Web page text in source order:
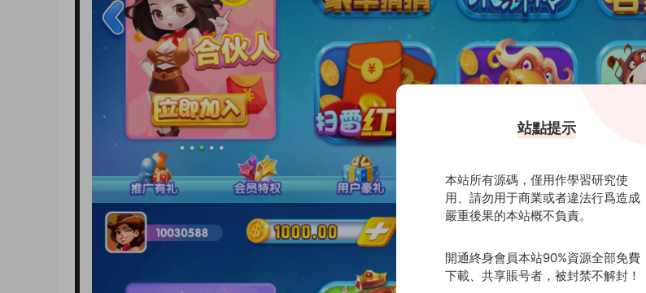
站點提示
本站所有源碼，僅用作學習研究使
用、請勿用于商業或者違法行爲造成
嚴重後果的本站概不負責。
開通終身會員本站90%資源全部免費
下載、共享賬号者，被封禁不解封！